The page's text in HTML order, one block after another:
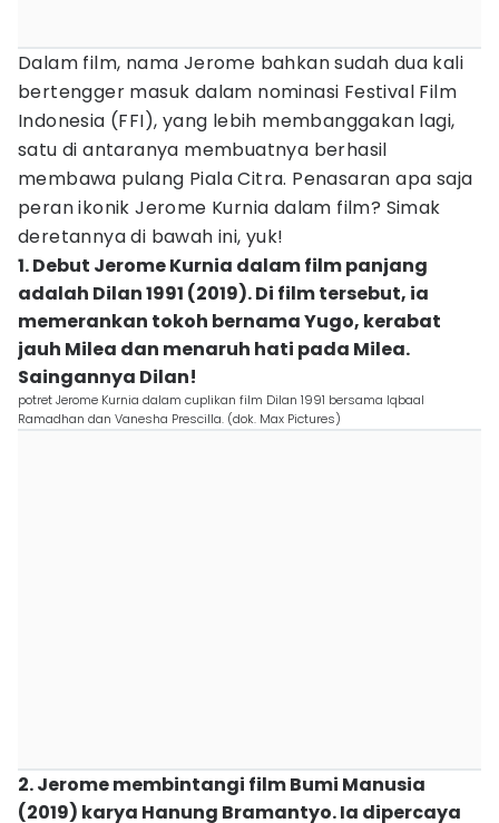
Dalam film, nama Jerome bahkan sudah dua kali
bertengger masuk dalam nominasi Festival Film
Indonesia (FFI), yang lebih membanggakan lagi,
satu di antaranya membuatnya berhasil
membawa pulang Piala Citra. Penasaran apa saja
peran ikonik Jerome Kurnia dalam film? Simak
deretannya di bawah ini, yuk!
1. Debut Jerome Kurnia dalam film panjang
adalah Dilan 1991 (2019). Di film tersebut, ia
memerankan tokoh bernama Yugo, kerabat
jauh Milea dan menaruh hati pada Milea.
Saingannya Dilan!
potret Jerome Kurnia dalam cuplikan film Dilan 1991 bersama Iqbaal
Ramadhan dan Vanesha Prescilla. (dok. Max Pictures)
2. Jerome membintangi film Bumi Manusia
(2019) karya Hanung Bramantyo. Ia dipercaya